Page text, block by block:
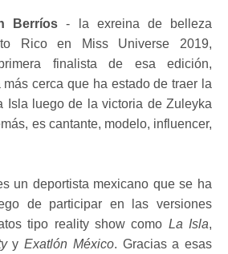
Berríos - la exreina de belleza
Rico en Miss Universe 2019,
finalista de esa edición,
cerca que ha estado de traer la
Isla luego de la victoria de Zuleyka
es cantante, modelo, influencer,
un deportista mexicano que se ha
de participar en las versiones
tipo reality show como La Isla,
yExatlón México. Gracias a esas